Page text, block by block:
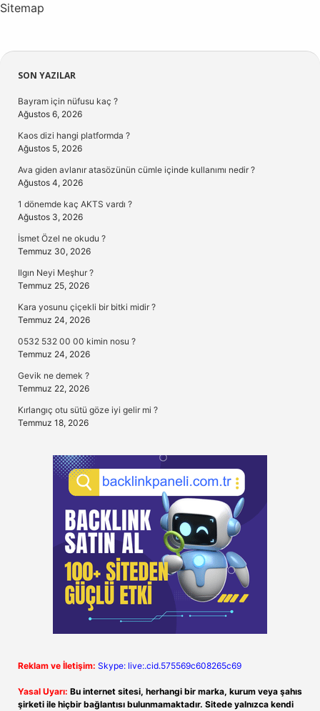
Sitemap
Sidebar
SON YAZILAR
Bayram için nüfusu kaç ?
Ağustos 6, 2026
Kaos dizi hangi platformda ?
Ağustos 5, 2026
Ava giden avlanır atasözünün cümle içinde kullanımı nedir ?
Ağustos 4, 2026
1 dönemde kaç AKTS vardı ?
Ağustos 3, 2026
İsmet Özel ne okudu ?
Temmuz 30, 2026
Ilgın Neyi Meşhur ?
Temmuz 25, 2026
Kara yosunu çiçekli bir bitki midir ?
Temmuz 24, 2026
0532 532 00 00 kimin nosu ?
Temmuz 24, 2026
Gevik ne demek ?
Temmuz 22, 2026
Kırlangıç otu sütü göze iyi gelir mi ?
Temmuz 18, 2026
Reklam ve İletişim: Skype: live:.cid.575569c608265c69
Yasal Uyarı: Bu internet sitesi, herhangi bir marka, kurum veya şahıs
şirketi ile hiçbir bağlantısı bulunmamaktadır. Sitede yalnızca kendi